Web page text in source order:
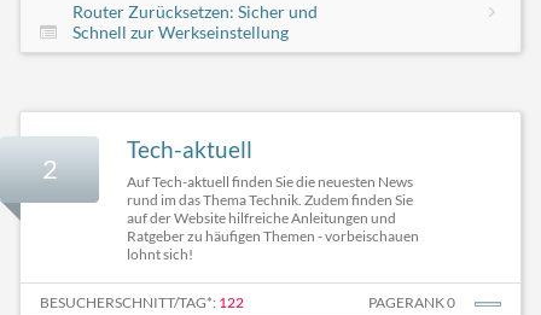
Router Zurücksetzen: Sicher und
Schnell zur Werkseinstellung
2
Tech-aktuell
Auf Tech-aktuell finden Sie die neuesten News
rund im das Thema Technik. Zudem finden Sie
auf der Website hilfreiche Anleitungen und
Ratgeber zu häufigen Themen - vorbeischauen
lohnt sich!
BESUCHERSCHNITT/TAG*: 122 PAGERANK 0